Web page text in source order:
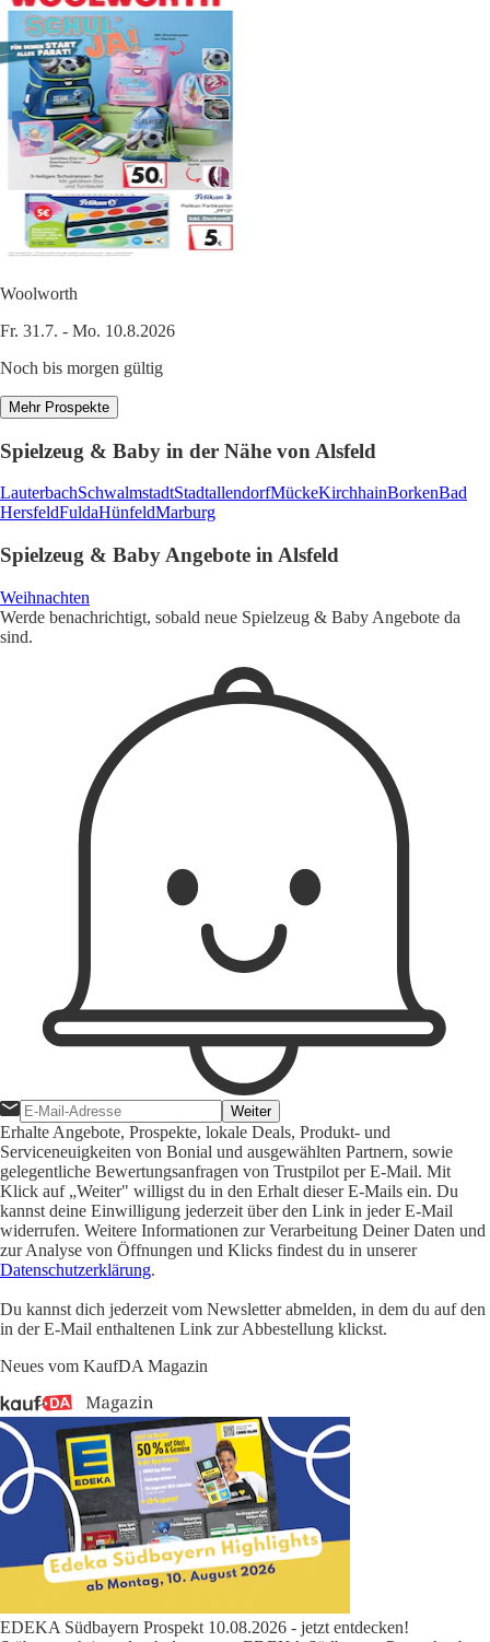
Woolworth
Fr. 31.7. - Mo. 10.8.2026
Noch bis morgen gültig
Mehr Prospekte
Spielzeug & Baby in der Nähe von Alsfeld
LauterbachSchwalmstadtStadtallendorfMückeKirchhainBorkenBad
HersfeldFuldaHünfeldMarburg
Spielzeug & Baby Angebote in Alsfeld
Weihnachten
Werde benachrichtigt, sobald neue Spielzeug & Baby Angebote da
sind.
Weiter
Erhalte Angebote, Prospekte, lokale Deals, Produkt- und
Serviceneuigkeiten von Bonial und ausgewählten Partnern, sowie
gelegentliche Bewertungsanfragen von Trustpilot per E-Mail. Mit
Klick auf „Weiter" willigst du in den Erhalt dieser E-Mails ein. Du
kannst deine Einwilligung jederzeit über den Link in jeder E-Mail
widerrufen. Weitere Informationen zur Verarbeitung Deiner Daten und
zur Analyse von Öffnungen und Klicks findest du in unserer
Datenschutzerklärung.
Du kannst dich jederzeit vom Newsletter abmelden, in dem du auf den
in der E-Mail enthaltenen Link zur Abbestellung klickst.
Neues vom KaufDA Magazin
EDEKA Südbayern Prospekt 10.08.2026 - jetzt entdecken!